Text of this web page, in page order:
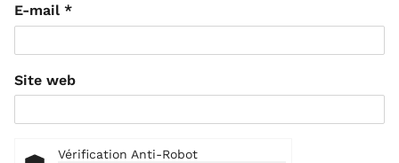
E-mail *
Site web
Vérification Anti-Robot